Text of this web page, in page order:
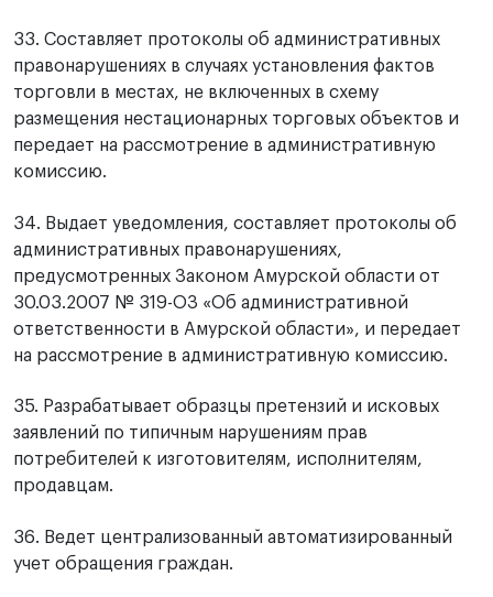
33. Составляет протоколы об административных
правонарушениях в случаях установления фактов
торговли в местах, не включенных в схему
размещения нестационарных торговых объектов и
передает на рассмотрение в административную
комиссию.
34. Выдает уведомления, составляет протоколы об
административных правонарушениях,
предусмотренных Законом Амурской области от
30.03.2007 № 319-ОЗ «Об административной
ответственности в Амурской области», и передает
на рассмотрение в административную комиссию.
35. Разрабатывает образцы претензий и исковых
заявлений по типичным нарушениям прав
потребителей к изготовителям, исполнителям,
продавцам.
36. Ведет централизованный автоматизированный
учет обращения граждан.